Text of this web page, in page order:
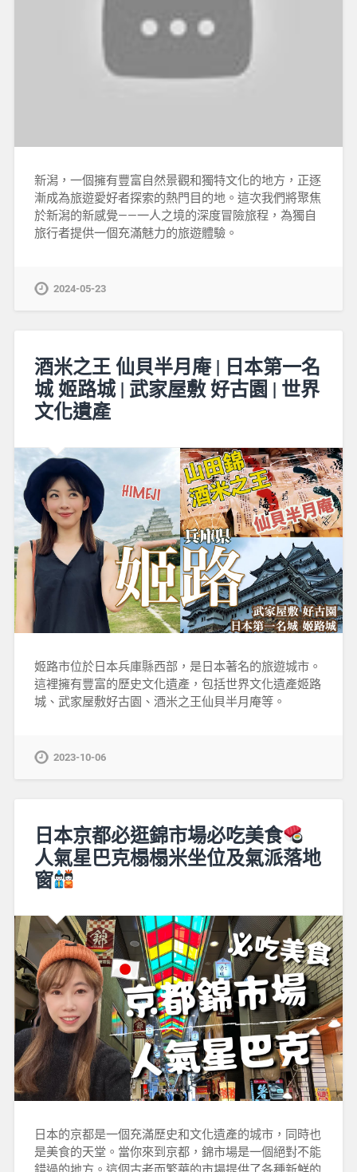
新潟，一個擁有豐富自然景觀和獨特文化的地方，正逐
漸成為旅遊愛好者探索的熱門目的地。這次我們將聚焦
於新潟的新感覺——一人之境的深度冒險旅程，為獨自
旅行者提供一個充滿魅力的旅遊體驗。
2024-05-23
酒米之王 仙貝半月庵 | 日本第一名
城 姬路城 | 武家屋敷 好古園 | 世界
文化遺產
姬路市位於日本兵庫縣西部，是日本著名的旅遊城市。
這裡擁有豐富的歷史文化遺產，包括世界文化遺產姬路
城、武家屋敷好古園、酒米之王仙貝半月庵等。
2023-10-06
日本京都必逛錦市場必吃美食
人氣星巴克榻榻米坐位及氣派落地
窗
日本的京都是一個充滿歷史和文化遺產的城市，同時也
是美食的天堂。當你來到京都，錦市場是一個絕對不能